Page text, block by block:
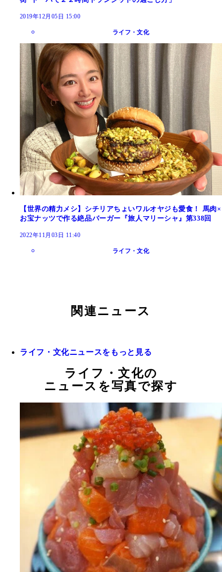
2019年12月05日 15:00
ライフ・文化
【世界の精力メシ】シチリアちょいワルオヤジも愛食！ 馬肉×
お宝ナッツで作る絶品バーガー『旅人マリーシャ』第338回
2022年11月03日 11:40
ライフ・文化
関連ニュース
ライフ・文化ニュースをもっと見る
ライフ・文化の
ニュースを写真で探す